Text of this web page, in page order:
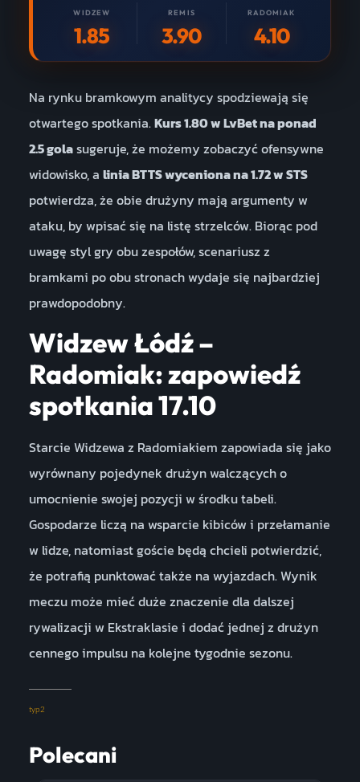
WIDZEW
1.85
REMIS
3.90
RADOMIAK
4.10
Na rynku bramkowym analitycy spodziewają się
otwartego spotkania.Kurs 1.80 w LvBet na ponad
2.5 golasugeruje, że możemy zobaczyć ofensywne
widowisko, a linia BTTS wyceniona na 1.72 w STS
potwierdza, że obie drużyny mają argumenty w
ataku, by wpisać się na listę strzelców. Biorąc pod
uwagę styl gry obu zespołów, scenariusz z
bramkami po obu stronach wydaje się najbardziej
prawdopodobny.
Widzew Łódź –
Radomiak: zapowiedź
spotkania 17.10
Starcie Widzewa z Radomiakiem zapowiada się jako
wyrównany pojedynek drużyn walczących o
umocnienie swojej pozycji w środku tabeli.
Gospodarze liczą na wsparcie kibiców i przełamanie
w lidze, natomiast goście będą chcieli potwierdzić,
że potrafią punktować także na wyjazdach. Wynik
meczu może mieć duże znaczenie dla dalszej
rywalizacji w Ekstraklasie i dodać jednej z drużyn
cennego impulsu na kolejne tygodnie sezonu.
typ2
Polecani